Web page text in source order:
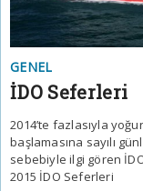
GENEL
İDO Seferleri
2014’te fazlasıyla
başlamasına sayılı
sebebiyle ilgi gören
2015 İDO Seferleri